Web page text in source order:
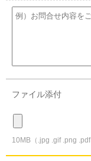
ファイル添付
10MB（.jpg .gif .png .pdf